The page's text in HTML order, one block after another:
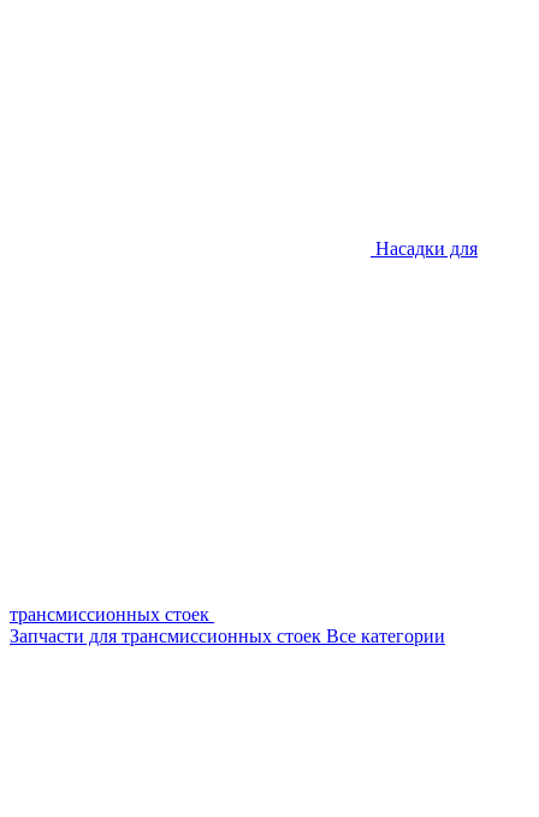
Насадки для
трансмиссионных стоек
Запчасти для трансмиссионных стоек Все категории